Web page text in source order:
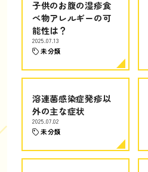
子供のお腹の湿疹食
べ物アレルギーの可
能性は？
2025.07.13
未分類
溶連菌感染症発疹以
外の主な症状
2025.07.02
未分類